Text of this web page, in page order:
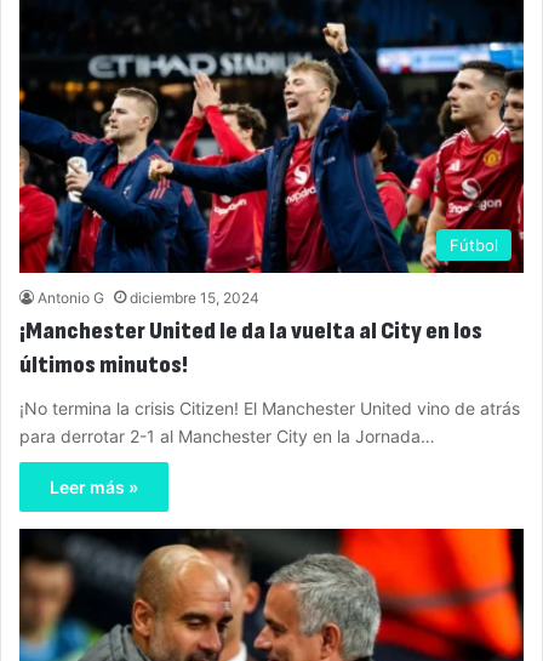
Fútbol
Antonio G diciembre 15, 2024
¡Manchester United le da la vuelta al City en los
últimos minutos!
¡No termina la crisis Citizen! El Manchester United vino de atrás
para derrotar 2-1 al Manchester City en la Jornada…
Leer más »